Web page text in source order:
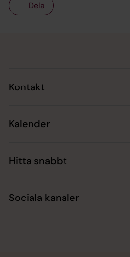
Dela
Kontakt
Kalender
Hitta snabbt
Sociala kanaler